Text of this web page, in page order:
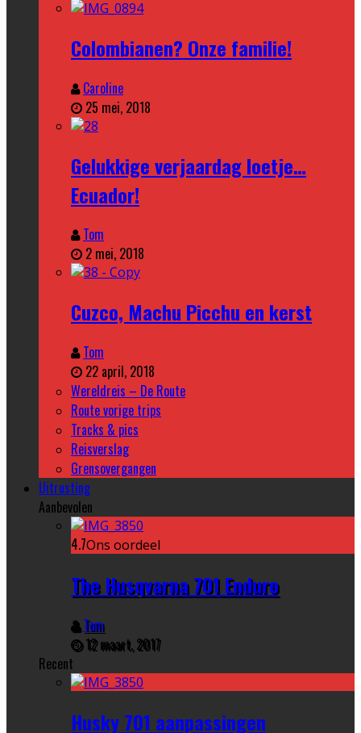
Colombianen? Onze familie!
Caroline
25 mei, 2018
Gelukkige verjaardag loetje…
Ecuador!
Tom
2 mei, 2018
Cuzco, Machu Picchu en kerst
Tom
22 april, 2018
Wereldreis – De Route
Route vorige trips
Tracks & pics
Reisverslag
Grensovergangen
Uitrusting
Aanbevolen
4.7Ons oordeel
The Husqvarna 701 Enduro
Tom
12 maart, 2017
Recent
Husky 701 aanpassingen